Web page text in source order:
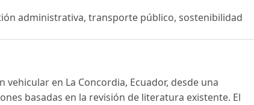
administrativa, transporte público, sostenibilidad
en La Concordia, Ecuador, desde una
basadas en la revisión de literatura existente. El